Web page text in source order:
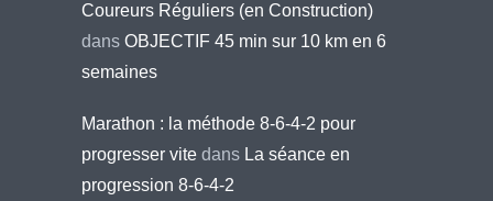
Coureurs Réguliers (en Construction)
dans OBJECTIF 45 min sur 10 km en 6
semaines
Marathon : la méthode 8-6-4-2 pour
progresser vite dans La séance en
progression 8-6-4-2